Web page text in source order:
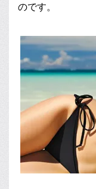
のです。